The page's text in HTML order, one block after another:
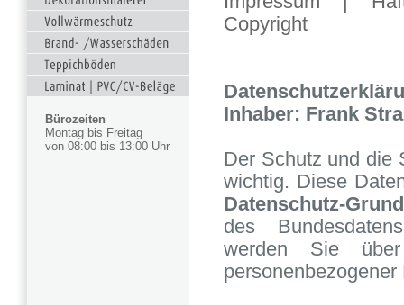
Bürozeiten
Montag bis Freitag
von 08:00 bis 13:00 Uhr
Copyright
Inhaber: Frank
Der Schutz und die
wichtig. Diese
Datenschutz-
des
werden Sie